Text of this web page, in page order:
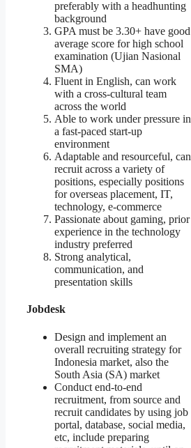
preferably with a headhunting
background
GPA must be 3.30+ have good
average score for high school
examination (Ujian Nasional
SMA)
Fluent in English, can work
with a cross-cultural team
across the world
Able to work under pressure in
a fast-paced start-up
environment
Adaptable and resourceful, can
recruit across a variety of
positions, especially positions
for overseas placement, IT,
technology, e-commerce
Passionate about gaming, prior
experience in the technology
industry preferred
Strong analytical,
communication, and
presentation skills
Jobdesk
Design and implement an
overall recruiting strategy for
Indonesia market, also the
South Asia (SA) market
Conduct end-to-end
recruitment, from source and
recruit candidates by using job
portal, database, social media,
etc, include preparing